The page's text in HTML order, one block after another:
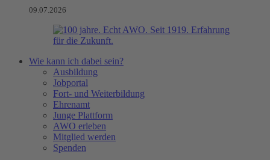
09.07.2026
Wie kann ich dabei sein?
Ausbildung
Jobportal
Fort- und Weiterbildung
Ehrenamt
Junge Plattform
AWO erleben
Mitglied werden
Spenden